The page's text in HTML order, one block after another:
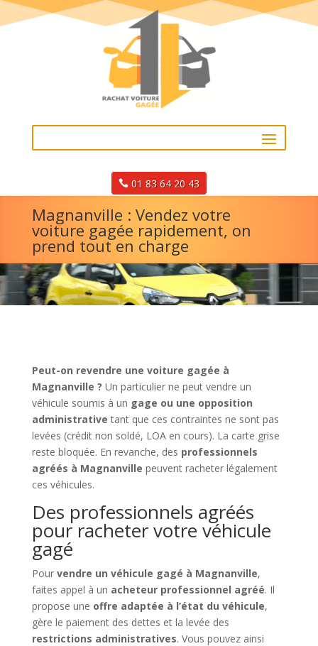
01 83 64 20 43
Magnanville : Vendez votre
voiture gagée rapidement, on
prend tout en charge
Peut-on revendre une voiture gagée à
Magnanville ? Un particulier ne peut vendre un
véhicule soumis à un gage ou une opposition
administrative tant que ces contraintes ne sont pas
levées (crédit non soldé, LOA en cours). La carte grise
reste bloquée. En revanche, des professionnels
agréés à Magnanville peuvent racheter légalement
ces véhicules.
Des professionnels agréés
pour racheter votre véhicule
gagé
Pour vendre un véhicule gagé à Magnanville,
faites appel à un acheteur professionnel agréé. Il
propose une offre adaptée à l’état du véhicule,
gère le paiement des dettes et la levée des
restrictions administratives. Vous pouvez ainsi